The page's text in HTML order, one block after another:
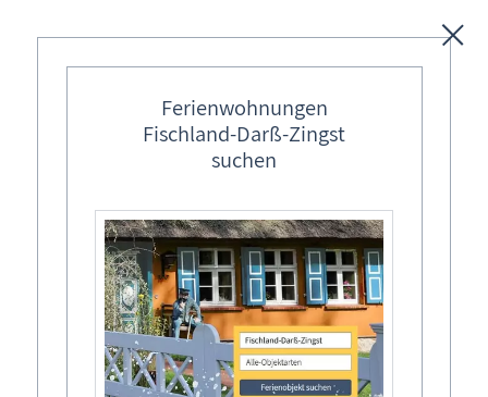
Freizeit
Wissenswertes
Fischland-Darß-Zingst Allgemein
Malen und Zeichnen
die Kleinen frühlingshafte kreierenUrlaubserinnerungen
Veranstaltungsort
Ahrenshoop, Ostseebad
Ferienwohnungen
Fischland-Darß-Zingst
suchen